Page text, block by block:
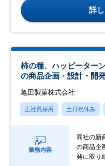
詳
柿の種、ハッピーター
の商品企画・設計・開
亀田製菓株式会社
正社員採用 土日祝休み
業務内容
同社の新
の商品企
発に取り